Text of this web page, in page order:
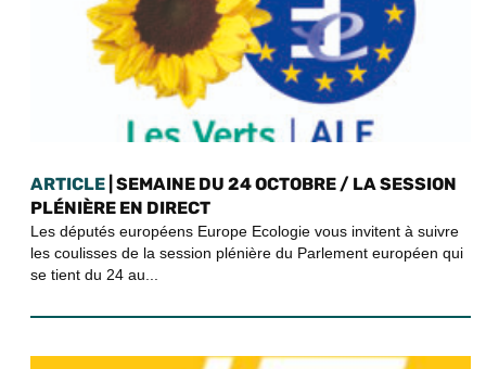
ARTICLE | SEMAINE DU 24 OCTOBRE / LA SESSION
PLÉNIÈRE EN DIRECT
Les députés européens Europe Ecologie vous invitent à suivre
les coulisses de la session plénière du Parlement européen qui
se tient du 24 au...